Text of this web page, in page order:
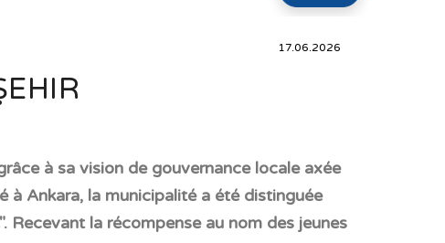
17.06.2026
à sa vision de gouvernance locale axée
à Ankara, la municipalité a été distinguée
Recevant la récompense au nom des jeunes